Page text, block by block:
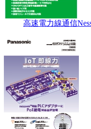
高速電力線通信